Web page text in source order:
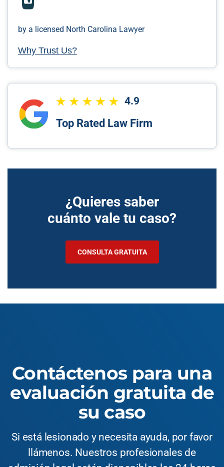
by a licensed North Carolina Lawyer
Why Trust Us?
4.9
Top Rated Law Firm
¿Quieres saber
cuánto vale tu caso?
CONSULTA GRATUITA
Contáctenos para una
evaluación gratuita de
su caso
Si está lesionado y necesita ayuda, por favor
llámenos. Nuestros profesionales de